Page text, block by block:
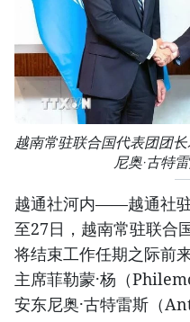
越南常驻联合国代表团团
尼奥·古特
越通社河内——越通社
至27日，越南常驻联合
将结束工作任期之际前
主席菲勒蒙·杨（
安东尼奥·古特雷斯（